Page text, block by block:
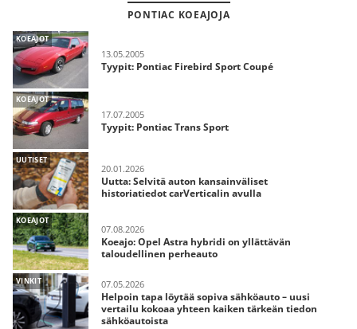
PONTIAC KOEAJOJA
KOEAJOT
13.05.2005
Tyypit: Pontiac Firebird Sport Coupé
KOEAJOT
17.07.2005
Tyypit: Pontiac Trans Sport
UUTISET
20.01.2026
Uutta: Selvitä auton kansainväliset
historiatiedot carVerticalin avulla
KOEAJOT
07.08.2026
Koeajo: Opel Astra hybridi on yllättävän
taloudellinen perheauto
VINKIT 07.05.2026
Helpoin tapa löytää sopiva sähköauto – uusi
vertailu kokoaa yhteen kaiken tärkeän tiedon
sähköautoista